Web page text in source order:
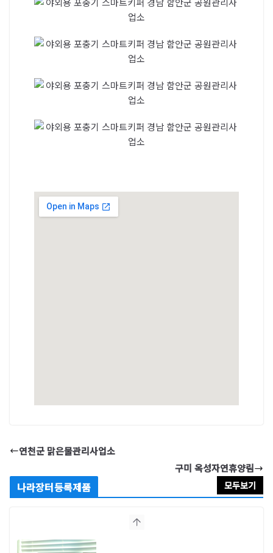
연천군 맑은물관리사업소
구미 옥성자연휴양림
나라장터등록제품 모두보기